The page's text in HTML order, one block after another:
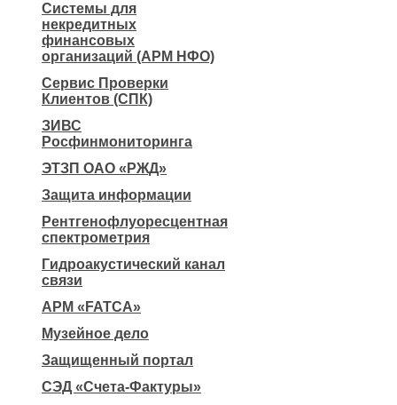
Системы для
некредитных
финансовых
организаций (АРМ НФО)
Сервис Проверки
Клиентов (СПК)
ЗИВС
Росфинмониторинга
ЭТЗП ОАО «РЖД»
Защита информации
Рентгенофлуоресцентная
спектрометрия
Гидроакустический канал
связи
АРМ «FATCA»
Музейное дело
Защищенный портал
СЭД «Счета-Фактуры»